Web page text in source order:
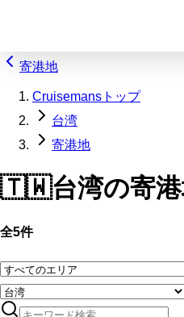
寄港地
Cruisemansトップ
台湾
寄港地
🇹🇼台湾の寄
全5件